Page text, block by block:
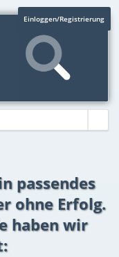
Einloggen/Registrierung
passendes
ohne Erfolg.
haben wir